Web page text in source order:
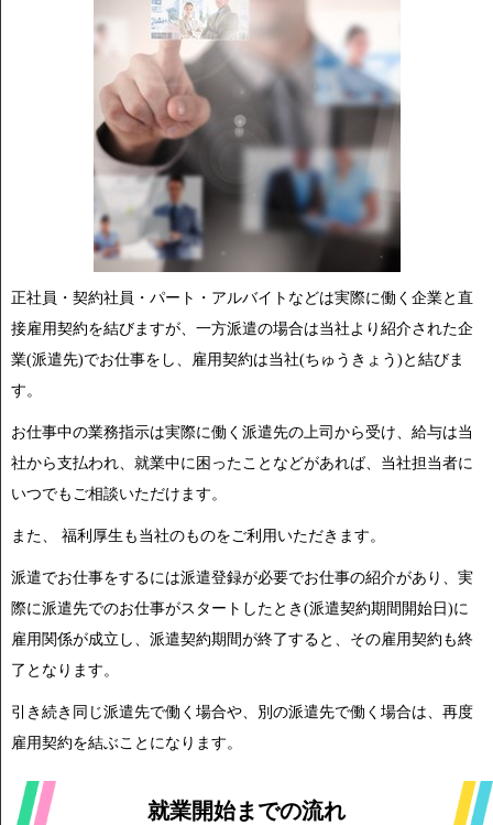
正社員・契約社員・パート・アルバイトなどは実際に働く企業と直
接雇用契約を結びますが、一方派遣の場合は当社より紹介された企
業(派遣先)でお仕事をし、雇用契約は当社(ちゅうきょう)と結びま
す。
お仕事中の業務指示は実際に働く派遣先の上司から受け、給与は当
社から支払われ、就業中に困ったことなどがあれば、当社担当者に
いつでもご相談いただけます。
また、 福利厚生も当社のものをご利用いただきます。
派遣でお仕事をするには派遣登録が必要でお仕事の紹介があり、実
際に派遣先でのお仕事がスタートしたとき(派遣契約期間開始日)に
雇用関係が成立し、派遣契約期間が終了すると、その雇用契約も終
了となります。
引き続き同じ派遣先で働く場合や、別の派遣先で働く場合は、再度
雇用契約を結ぶことになります。
就業開始までの流れ